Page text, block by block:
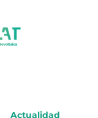
Actualidad